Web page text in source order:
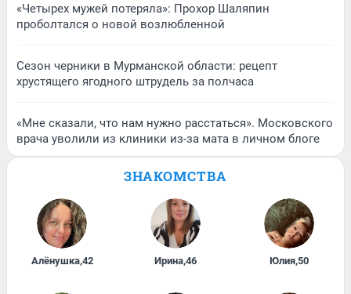
«Четырех мужей потеряла»: Прохор Шаляпин
проболтался о новой возлюбленной
Сезон черники в Мурманской области: рецепт
хрустящего ягодного штрудель за полчаса
«Мне сказали, что нам нужно расстаться». Московского
врача уволили из клиники из-за мата в личном блоге
ЗНАКОМСТВА
Алёнушка,42 Ирина,46 Юлия,50